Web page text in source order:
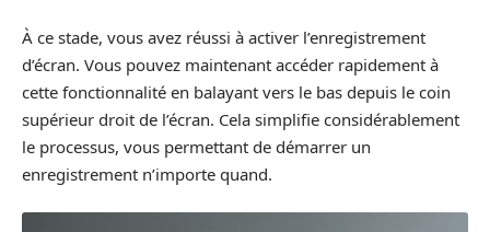
À ce stade, vous avez réussi à activer l’enregistrement
d’écran. Vous pouvez maintenant accéder rapidement à
cette fonctionnalité en balayant vers le bas depuis le coin
supérieur droit de l’écran. Cela simplifie considérablement
le processus, vous permettant de démarrer un
enregistrement n’importe quand.